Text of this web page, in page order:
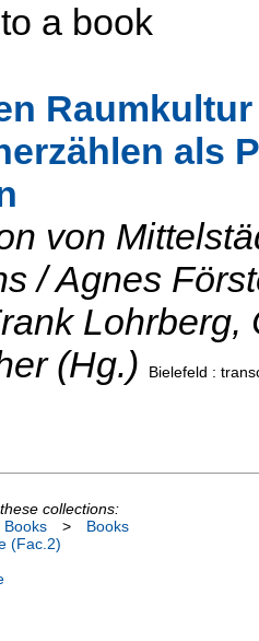
a book
als
von
/ Agnes
(Hg.)
Bielefeld :
collections:
Books >
Books
(Fac.2)